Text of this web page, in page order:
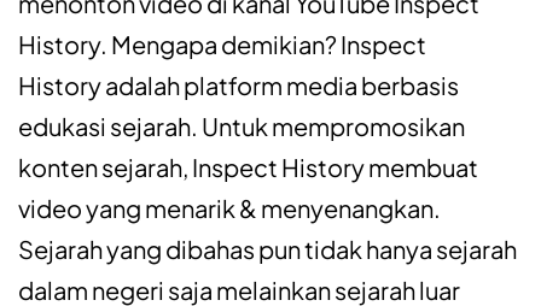
History. Mengapa demikian? Inspect
History adalah platform media berbasis
edukasi sejarah. Untuk mempromosikan
konten sejarah, Inspect History membuat
video yang menarik & menyenangkan.
Sejarah yang dibahas pun tidak hanya sejarah
dalam negeri saja melainkan sejarah luar